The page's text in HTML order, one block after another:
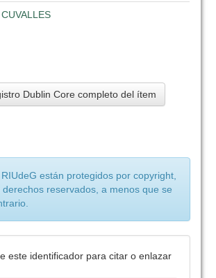
CUVALLES
Dublin Core completo del ítem
están protegidos por copyright,
derechos reservados, a menos que se
este identificador para citar o enlazar